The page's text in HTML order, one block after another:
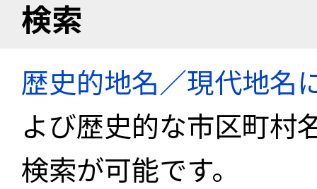
検索
歴史的地名／現代地名
よび歴史的な市区町村
検索が可能です。